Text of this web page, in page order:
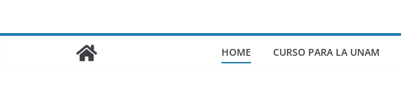
HOME CURSO PARA LA UNAM